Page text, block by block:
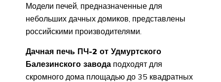
Модели печей, предназначенные для
небольших дачных домиков, представлены
российскими производителями.
Дачная печь ПЧ-2 от Удмуртского
Балезинского завода подходят для
скромного дома площадью до 35 квадратных